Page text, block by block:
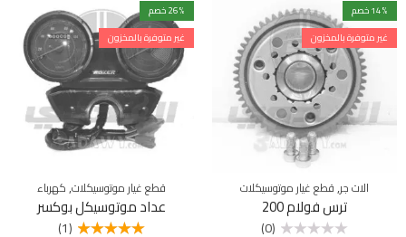
14% خصم
غير متوفرة بالمخزون
الات جر,قطع غيار موتوسيكلات
ترس فولام 200
(0)
26% خصم
غير متوفرة بالمخزون
قطع غيار موتوسيكلات,كهرباء
عداد موتوسيكل بوكسر
(1)